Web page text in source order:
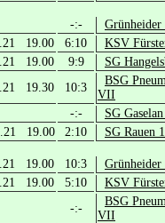
-:-
19.00 6:10 KSV
19.00 9:9 SG
19.30 10:3
BSG
VII
-:- SG
19.00 2:10 SG Rauen
19.00 10:3
19.00 5:10 KSV
-:-
BSG
VII